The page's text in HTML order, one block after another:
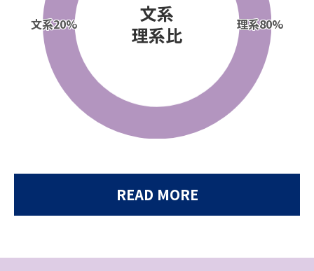
文系
理系比
文系20% 理系80%
READ MORE